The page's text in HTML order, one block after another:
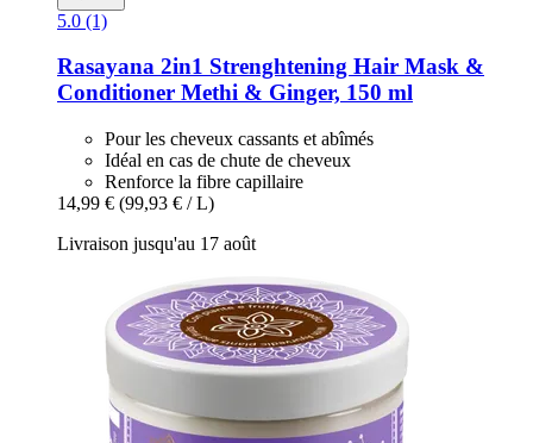
5.0 (1)
Rasayana 2in1 Strenghtening Hair Mask &
Conditioner Methi & Ginger, 150 ml
Pour les cheveux cassants et abîmés
Idéal en cas de chute de cheveux
Renforce la fibre capillaire
14,99 € (99,93 € / L)
Livraison jusqu'au 17 août